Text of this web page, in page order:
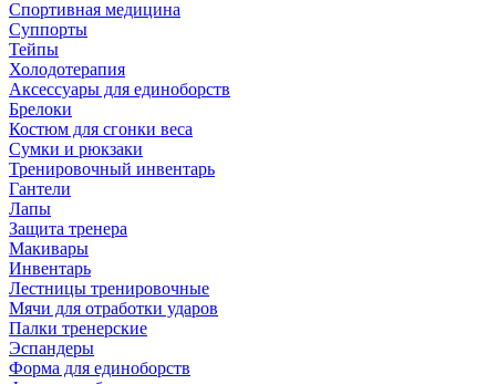
Спортивная медицина
Суппорты
Тейпы
Холодотерапия
Аксессуары для единоборств
Брелоки
Костюм для сгонки веса
Сумки и рюкзаки
Тренировочный инвентарь
Гантели
Лапы
Защита тренера
Макивары
Инвентарь
Лестницы тренировочные
Мячи для отработки ударов
Палки тренерские
Эспандеры
Форма для единоборств